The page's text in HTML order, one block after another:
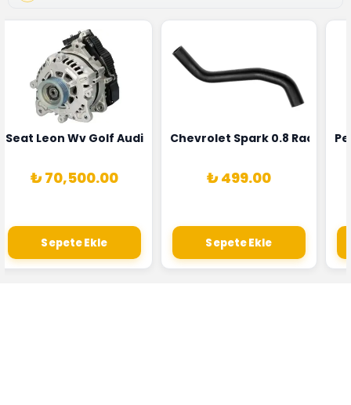
Sensörü Bosch Marka 1628HN-0258010081
Seat Leon Wv Golf Audi A3 Şarj Alternatörü Valeo Marka
₺ 70,500.00
Sepete Ekle
Chevrolet Spark 0.8 Radyatör
₺ 499.00
Sepete Ekle